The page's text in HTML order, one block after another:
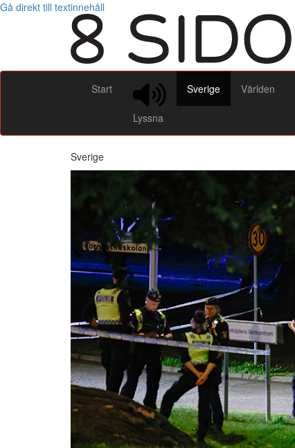
Gå direkt till textinnehåll
Start
Lyssna
Sverige Världen
Sverige